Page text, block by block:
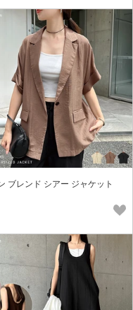
ブレンド シアー ジャケット